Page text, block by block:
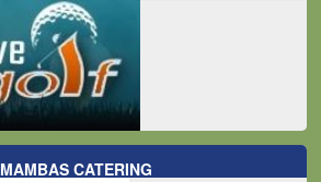
MAMBAS CATERING